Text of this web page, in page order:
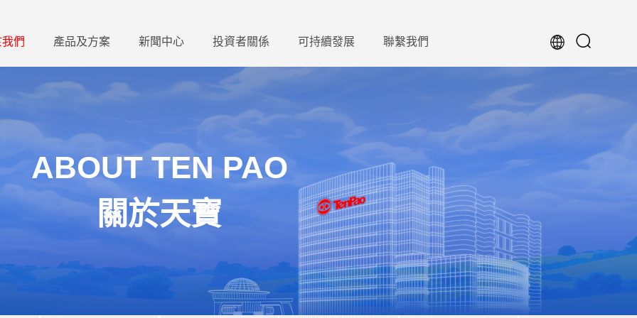
們 產品及方案 新聞中心 投資者關係 可持續發展 聯繫我們
ABOUT TEN PAO
關於天寶